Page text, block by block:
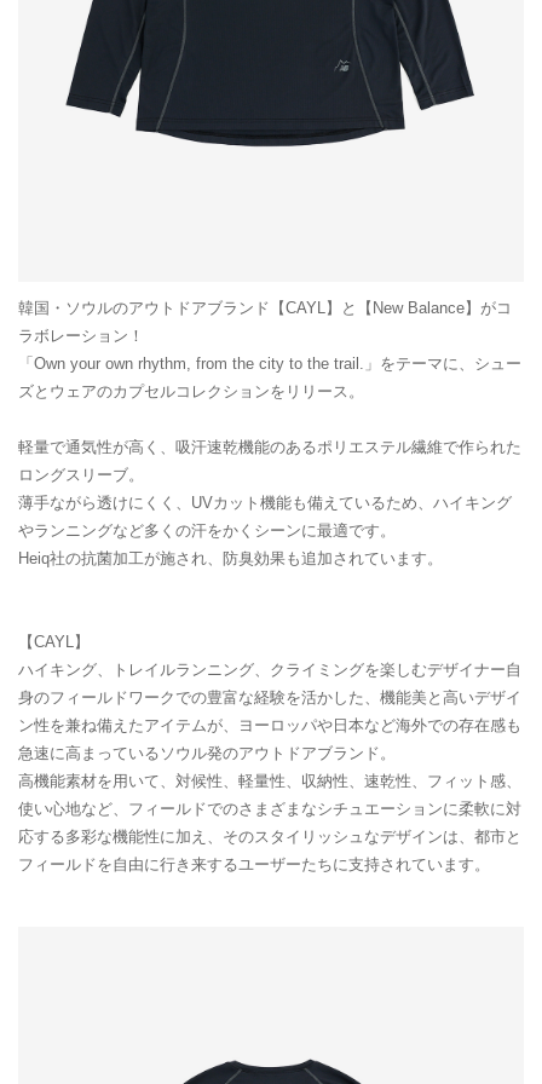
韓国・ソウルのアウトドアブランド【CAYL】と【New Balance】がコ
ラボレーション！
「Own your own rhythm, from the city to the trail.」をテーマに、シュー
ズとウェアのカプセルコレクションをリリース。
軽量で通気性が高く、吸汗速乾機能のあるポリエステル繊維で作られた
ロングスリーブ。
薄手ながら透けにくく、UVカット機能も備えているため、ハイキング
やランニングなど多くの汗をかくシーンに最適です。
Heiq社の抗菌加工が施され、防臭効果も追加されています。
【CAYL】
ハイキング、トレイルランニング、クライミングを楽しむデザイナー自
身のフィールドワークでの豊富な経験を活かした、機能美と高いデザイ
ン性を兼ね備えたアイテムが、ヨーロッパや日本など海外での存在感も
急速に高まっているソウル発のアウトドアブランド。
高機能素材を用いて、対候性、軽量性、収納性、速乾性、フィット感、
使い心地など、フィールドでのさまざまなシチュエーションに柔軟に対
応する多彩な機能性に加え、そのスタイリッシュなデザインは、都市と
フィールドを自由に行き来するユーザーたちに支持されています。